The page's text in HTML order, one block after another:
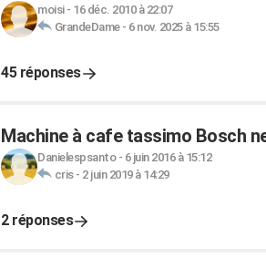
moisi- 16 déc. 2010 à 22:07
GrandeDame- 6 nov. 2025 à 15:55
45 réponses
Machine à cafe tassimo Bosch
Danielespsanto- 6 juin 2016 à 15:12
cris- 2 juin 2019 à 14:29
2 réponses